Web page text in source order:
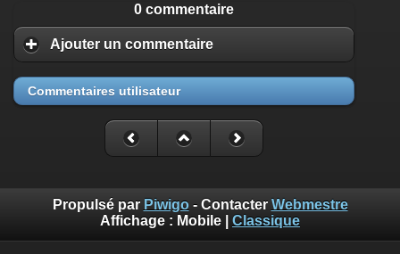
0 commentaire
Ajouter un commentaire
Commentaires utilisateur
Propulsé par Piwigo- Contacter Webmestre
Affichage : Mobile
Classique